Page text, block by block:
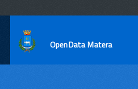
OpenData Matera